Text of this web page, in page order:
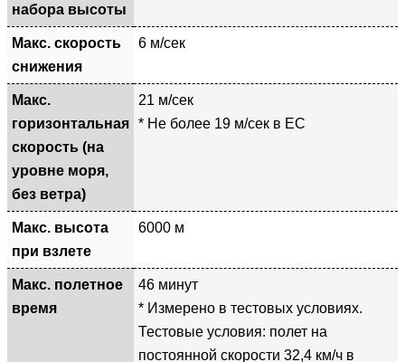
набора высоты
Макс. скорость
снижения
6 м/сек
Макс.
горизонтальная
скорость (на
уровне моря,
без ветра)
21 м/сек
* Не более 19 м/сек в ЕС
Макс. высота
при взлете
6000 м
Макс. полетное
время
46 минут
* Измерено в тестовых условиях.
Тестовые условия: полет на
постоянной скорости 32,4 км/ч в